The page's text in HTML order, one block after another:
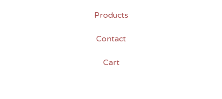
Products
Contact
Cart